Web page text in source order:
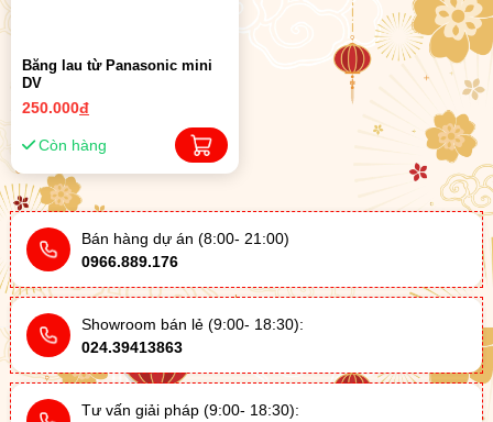
Băng lau từ Panasonic mini
DV
250.000đ
Còn hàng
Bán hàng dự án (8:00- 21:00)
0966.889.176
Showroom bán lẻ (9:00- 18:30):
024.39413863
Tư vấn giải pháp (9:00- 18:30):